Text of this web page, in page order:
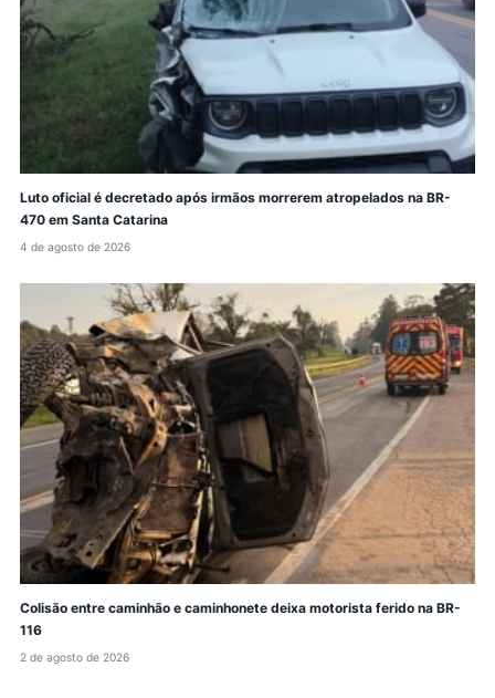
Luto oficial é decretado após irmãos morrerem atropelados na BR-
470 em Santa Catarina
4 de agosto de 2026
Colisão entre caminhão e caminhonete deixa motorista ferido na BR-
116
2 de agosto de 2026